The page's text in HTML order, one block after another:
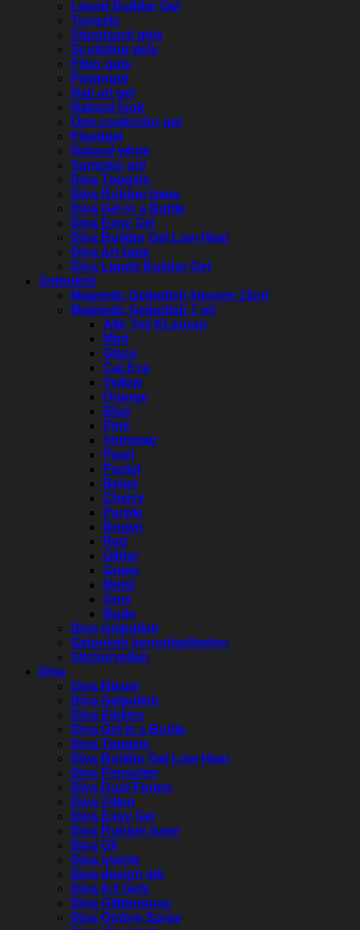
Liquid Builder Gel
Topgels
Standaard gels
Sculpting gels
Fiber gels
Powergel
Nail art gel
Natural look
One coat/color gel
Plastigel
Natural white
Samples gel
Diva Topgels
Diva Rubber base
Diva Gel in a Bottle
Diva Easy Gel
Diva Builder Gel Low Heat
Diva Art Gels
Diva Liquid Builder Gel
Gelpolish
Magnetic Gelpolish kleuren 15ml
Magnetic Gelpolish 7 ml
Alle 7ml KLeuren
Mint
Glass
Cat Eye
Yellow
Orange
Blue
Pink
Shimmer
Pearl
Pastel
Beige
Cherry
Purple
Brown
Red
Glitter
Green
Metal
Grey
Nude
Diva Gelpolish
Gelpolish benodigdheden
Stickervellen
Diva
Diva Nieuw
Diva Gelpolish
Diva Elektra
Diva Gel in a Bottle
Diva Topgels
Diva Builder Gel Low Heat
Diva Penselen
Diva Dual Forms
Diva Vijlen
Diva Easy Gel
Diva Rubber base
Diva Oil
Diva overig
Diva design ink
Diva Art Gels
Diva Glitterspray
Diva Ombre Spray